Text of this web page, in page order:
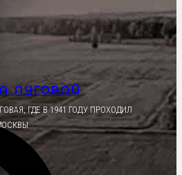
ЛУГОВОЙ
ГДЕ В 1941 ГОДУ ПРОХОДИЛ